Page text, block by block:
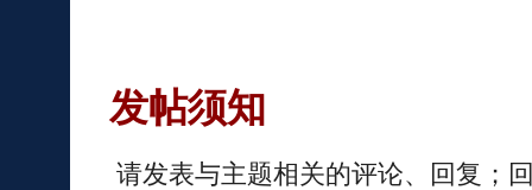
发帖须知
请发表与主题相关的评论、回复；